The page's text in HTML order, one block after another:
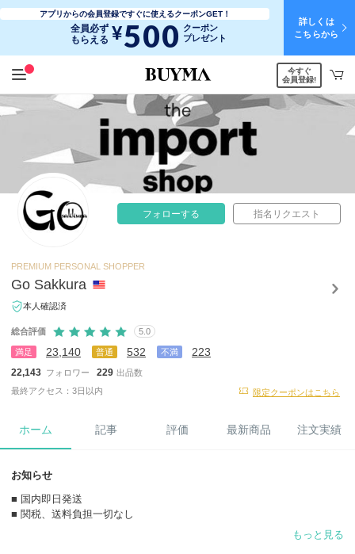
アプリからの会員登録ですぐに使えるクーポンGET！
全員必ず
もらえる ¥500 クーポン
プレゼント
詳しくは
こちらから
今すぐ
会員登録!
フォローする 指名リクエスト
PREMIUM PERSONAL SHOPPER
Go Sakkura
本人確認済
総合評価 5.0
満足 23,140 普通 532 不満 223
22,143 フォロワー 229 出品数
最終アクセス：3日以内
限定クーポンはこちら
ホーム 記事 評価 最新商品 注文実績
お知らせ
■ 国内即日発送
■ 関税、送料負担一切なし
もっと見る